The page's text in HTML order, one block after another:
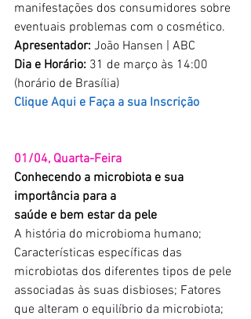
manifestações dos consumidores sobre
eventuais problemas com o cosmético.
Apresentador: João Hansen | ABC
Dia e Horário: 31 de março às 14:00
(horário de Brasília)
Clique Aqui e Faça a sua Inscrição
01/04, Quarta-Feira
Conhecendo a microbiota e sua
importância para a
saúde e bem estar da pele
A história do microbioma humano;
Características específicas das
microbiotas dos diferentes tipos de pele
associadas às suas disbioses; Fatores
que alteram o equilíbrio da microbiota;